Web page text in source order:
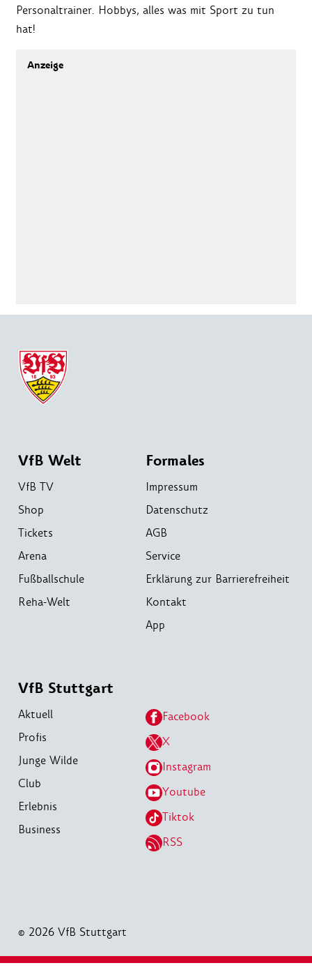
Personaltrainer. Hobbys, alles was mit Sport zu tun
hat!
VfB Welt
VfB TV
Shop
Tickets
Arena
Fußballschule
Reha-Welt
Formales
Impressum
Datenschutz
AGB
Service
Erklärung zur Barrierefreiheit
Kontakt
App
VfB Stuttgart
Aktuell
Profis
Junge Wilde
Club
Erlebnis
Business
Facebook
X
Instagram
Youtube
Tiktok
RSS
© 2026 VfB Stuttgart